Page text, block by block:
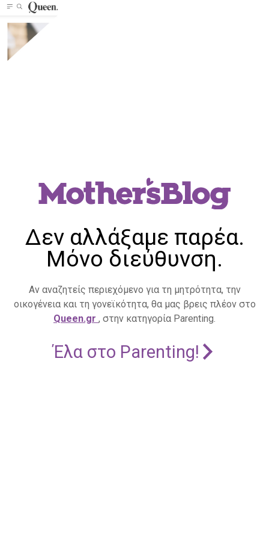
Δεν αλλάξαμε παρέα.
Μόνο διεύθυνση.
Αν αναζητείς περιεχόμενο για τη μητρότητα, την
οικογένεια και τη γονεϊκότητα, θα μας βρεις πλέον στο
Queen.gr , στην κατηγορία Parenting.
Έλα στο Parenting!